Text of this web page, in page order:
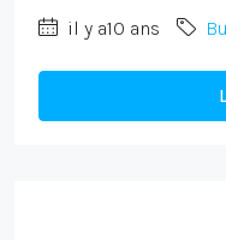
il y a10 ans